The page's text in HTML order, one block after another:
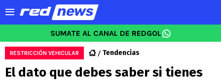
SUMATE AL CANAL DE REDGOL
RESTRICCIÓN VEHICULAR Tendencias
El dato que debes saber si tienes